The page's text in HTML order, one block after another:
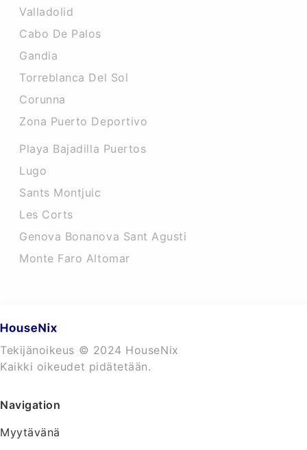
Valladolid
Cabo De Palos
Gandia
Torreblanca Del Sol
Corunna
Zona Puerto Deportivo
Playa Bajadilla Puertos
Lugo
Sants Montjuic
Les Corts
Genova Bonanova Sant Agusti
Monte Faro Altomar
Tekijänoikeus © 2024 HouseNix
Kaikki oikeudet pidätetään.
Navigation
Myytävänä